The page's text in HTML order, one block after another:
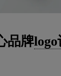
品牌